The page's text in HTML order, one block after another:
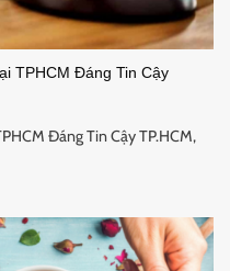
TPHCM Đáng Tin Cậy
Đáng Tin Cậy TP.HCM,